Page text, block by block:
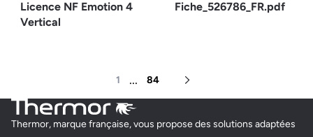
Licence NF Emotion 4
Vertical
Fiche_526786_FR.pdf
1 ... 84
Page suivante
Thermor, marque française, vous propose des solutions adaptées